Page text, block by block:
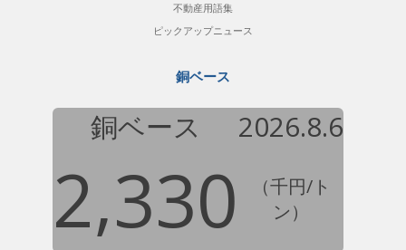
不動産用語集
ピックアップニュース
銅ベース
銅ベース 2026.8.6
2,330
（千円/ト
ン）